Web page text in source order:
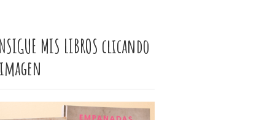
MIS LIBROS clicando